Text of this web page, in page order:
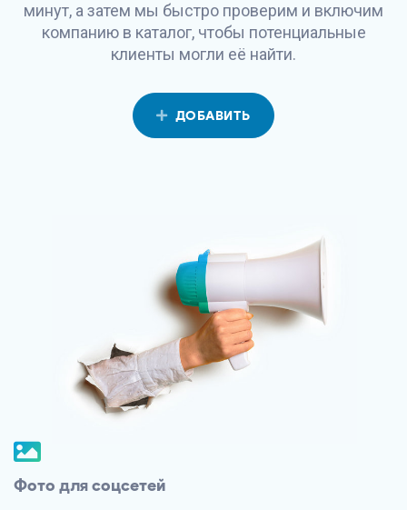
минут, а затем мы быстро проверим и включим
компанию в каталог, чтобы потенциальные
клиенты могли её найти.
ДОБАВИТЬ
Фото для соцсетей